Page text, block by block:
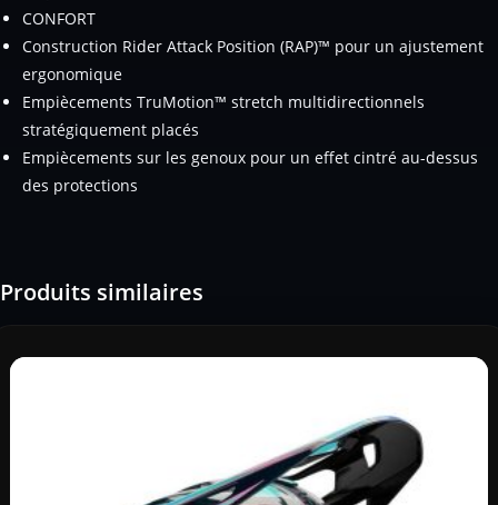
CONFORT
Construction Rider Attack Position (RAP)™ pour un ajustement
ergonomique
Empiècements TruMotion™ stretch multidirectionnels
stratégiquement placés
Empiècements sur les genoux pour un effet cintré au-dessus
des protections
Produits similaires